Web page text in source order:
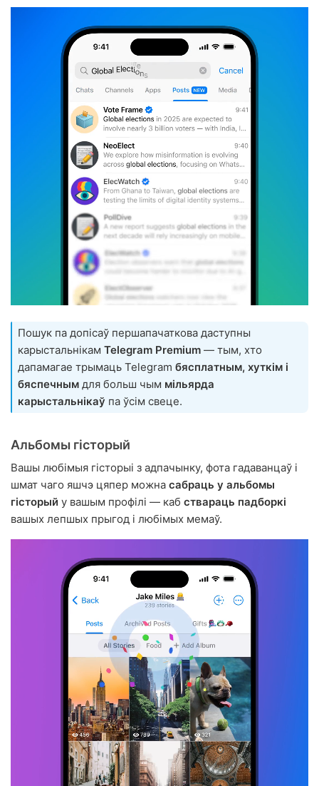
Пошук па допісаў першапачаткова даступны
карыстальнікам Telegram Premium — тым, хто
дапамагае трымаць Telegram бясплатным, хуткім і
бяспечным для больш чым мільярда
карыстальнікаў па ўсім свеце.
Альбомы гісторый
Вашы любімыя гісторыі з адпачынку, фота гадаванцаў і
шмат чаго яшчэ цяпер можна сабраць у альбомы
гісторый у вашым профілі — каб ствараць падборкі
вашых лепшых прыгод і любімых мемаў.